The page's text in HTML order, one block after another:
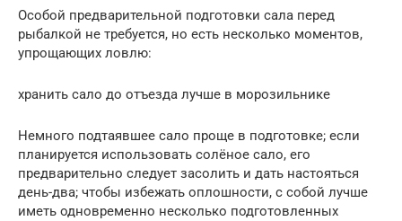
Особой предварительной подготовки сала перед
рыбалкой не требуется, но есть несколько моментов,
упрощающих ловлю:
хранить сало до отъезда лучше в морозильнике
Немного подтаявшее сало проще в подготовке; если
планируется использовать солёное сало, его
предварительно следует засолить и дать настояться
день-два; чтобы избежать оплошности, с собой лучше
иметь одновременно несколько подготовленных